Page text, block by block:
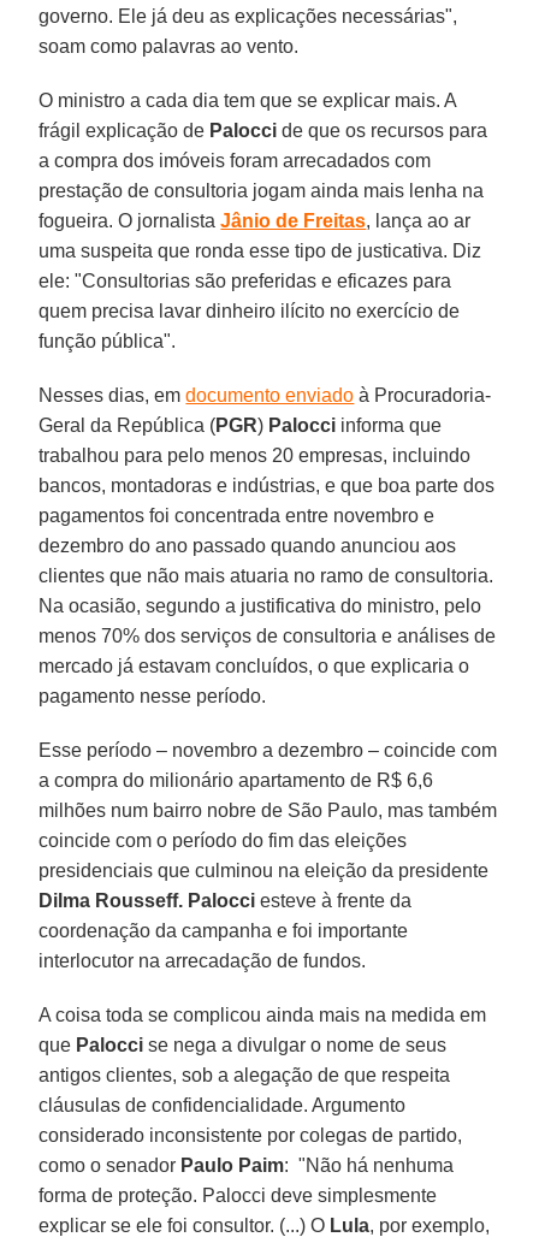
governo. Ele já deu as explicações necessárias",
soam como palavras ao vento.
O ministro a cada dia tem que se explicar mais. A
frágil explicação de Palocci de que os recursos para
a compra dos imóveis foram arrecadados com
prestação de consultoria jogam ainda mais lenha na
fogueira. O jornalistaJânio de Freitas, lança ao ar
uma suspeita que ronda esse tipo de justicativa. Diz
ele: "Consultorias são preferidas e eficazes para
quem precisa lavar dinheiro ilícito no exercício de
função pública".
Nesses dias, emdocumento enviado à Procuradoria-
Geral da República (PGR) Palocci informa que
trabalhou para pelo menos 20 empresas, incluindo
bancos, montadoras e indústrias, e que boa parte dos
pagamentos foi concentrada entre novembro e
dezembro do ano passado quando anunciou aos
clientes que não mais atuaria no ramo de consultoria.
Na ocasião, segundo a justificativa do ministro, pelo
menos 70% dos serviços de consultoria e análises de
mercado já estavam concluídos, o que explicaria o
pagamento nesse período.
Esse período – novembro a dezembro – coincide com
a compra do milionário apartamento de R$ 6,6
milhões num bairro nobre de São Paulo, mas também
coincide com o período do fim das eleições
presidenciais que culminou na eleição da presidente
Dilma Rousseff. Palocci esteve à frente da
coordenação da campanha e foi importante
interlocutor na arrecadação de fundos.
A coisa toda se complicou ainda mais na medida em
que Palocci se nega a divulgar o nome de seus
antigos clientes, sob a alegação de que respeita
cláusulas de confidencialidade. Argumento
considerado inconsistente por colegas de partido,
como o senador Paulo Paim: "Não há nenhuma
forma de proteção. Palocci deve simplesmente
explicar se ele foi consultor. (...) O Lula, por exemplo,